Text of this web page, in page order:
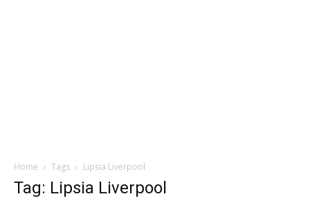
Home Tags Lipsia Liverpool
Tag: Lipsia Liverpool